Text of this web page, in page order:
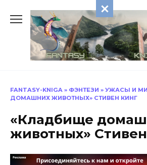
содержанию
FANTASY-KNIGA » ФЭНТЕЗИ » УЖАСЫ И
ДОМАШНИХ ЖИВОТНЫХ» СТИВЕН КИНГ
«Кладбище
животных»